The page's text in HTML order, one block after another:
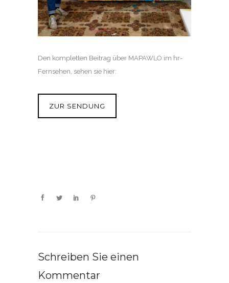
Den kompletten Beitrag über MAPAWLO im hr-
Fernsehen, sehen sie hier:
ZUR SENDUNG
Schreiben Sie einen
Kommentar